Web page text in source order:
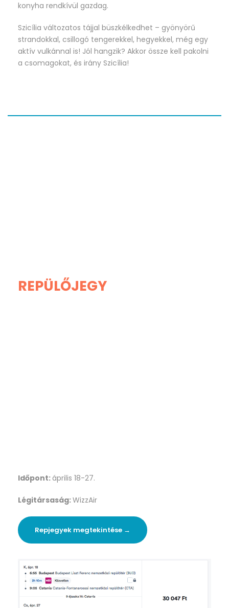
konyha rendkívül gazdag.
Szicília változatos tájjal büszkélkedhet – gyönyörű
strandokkal, csillogó tengerekkel, hegyekkel, még egy
aktív vulkánnal is! Jól hangzik? Akkor össze kell pakolni
a csomagokat, és irány Szicília!
REPÜLŐJEGY
Időpont: április 18-27.
Légitársaság:WizzAir
Repjegyek megtekintése →